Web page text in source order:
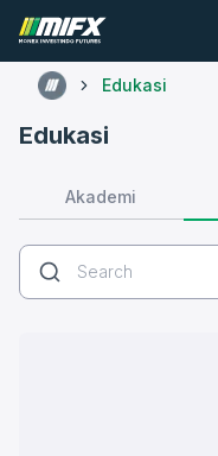
Edukasi
Edukasi
Akademi